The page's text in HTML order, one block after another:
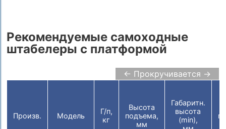
Рекомендуемые самоходные
штабелеры с платформой
← Прокручивается →
Произв. Модель
Г/п,
кг
Высота
подъема,
мм
Габаритн.
высота
(min),